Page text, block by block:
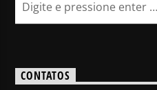
CONTATOS